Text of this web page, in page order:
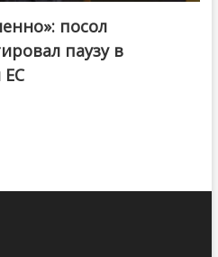
посол
паузу в
ЕС